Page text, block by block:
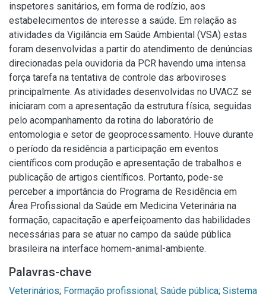
inspetores sanitários, em forma de rodízio, aos
estabelecimentos de interesse a saúde. Em relação as
atividades da Vigilância em Saúde Ambiental (VSA) estas
foram desenvolvidas a partir do atendimento de denúncias
direcionadas pela ouvidoria da PCR havendo uma intensa
força tarefa na tentativa de controle das arboviroses
principalmente. As atividades desenvolvidas no UVACZ se
iniciaram com a apresentação da estrutura física, seguidas
pelo acompanhamento da rotina do laboratório de
entomologia e setor de geoprocessamento. Houve durante
o período da residência a participação em eventos
científicos com produção e apresentação de trabalhos e
publicação de artigos científicos. Portanto, pode-se
perceber a importância do Programa de Residência em
Área Profissional da Saúde em Medicina Veterinária na
formação, capacitação e aperfeiçoamento das habilidades
necessárias para se atuar no campo da saúde pública
brasileira na interface homem-animal-ambiente.
Palavras-chave
Veterinários; Formação profissional; Saúde pública; Sistema